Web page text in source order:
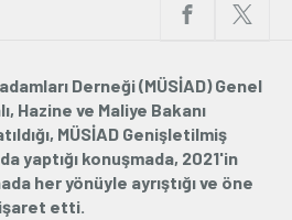
Derneği (MÜSİAD) Genel
Hazine ve Maliye Bakanı
MÜSİAD Genişletilmiş
yaptığı konuşmada, 2021'in
her yönüyle ayrıştığı ve öne
işaret etti.